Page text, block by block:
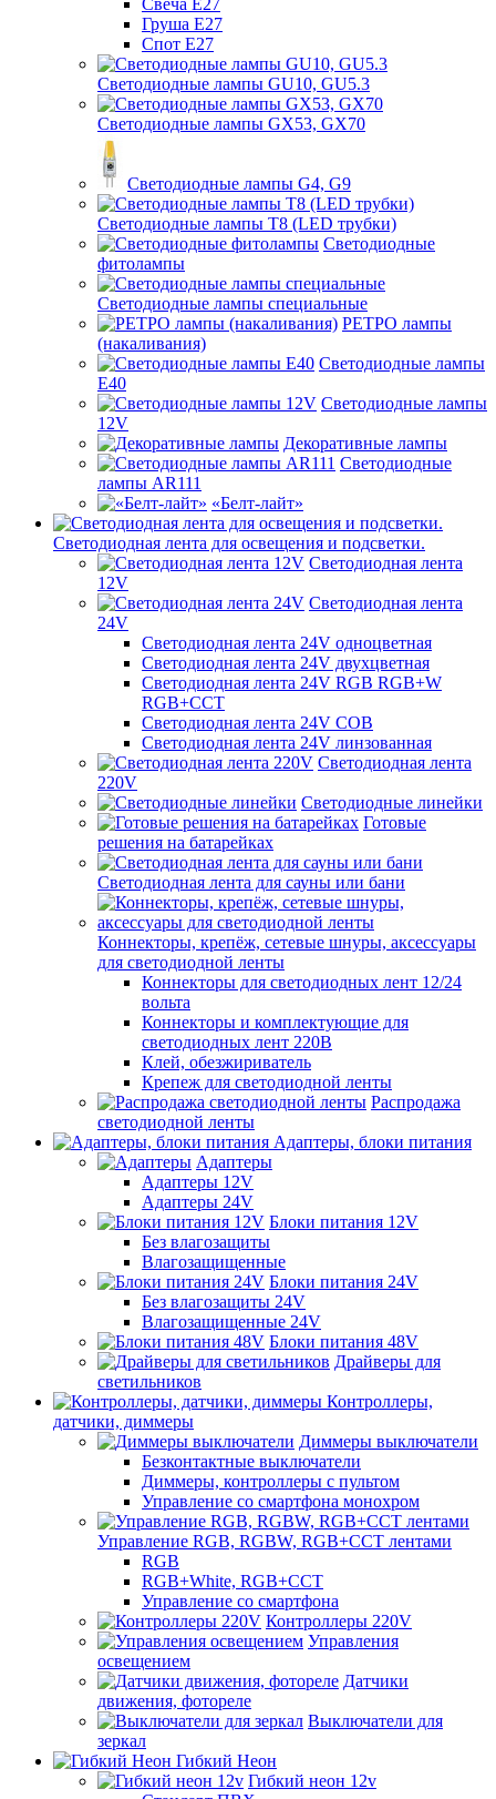
Груша Е27
Спот Е27
Светодиодные лампы GU10, GU5.3
Светодиодные лампы GX53, GX70
Светодиодные лампы G4, G9
Светодиодные лампы Т8 (LED трубки)
Светодиодные
фитолампы
Светодиодные лампы специальные
РЕТРО лампы
(накаливания)
Светодиодные лампы
E40
Светодиодные лампы
12V
Декоративные лампы
Светодиодные
лампы AR111
«Белт-лайт»
Светодиодная лента для освещения и подсветки.
Светодиодная лента
12V
Светодиодная лента
24V
Светодиодная лента 24V одноцветная
Светодиодная лента 24V двухцветная
Светодиодная лента 24V RGB RGB+W
RGB+CCT
Светодиодная лента 24V COB
Светодиодная лента 24V линзованная
Светодиодная лента
220V
Светодиодные линейки
Готовые
решения на батарейках
Светодиодная лента для сауны или бани
Коннекторы, крепёж, сетевые шнуры, аксессуары
для светодиодной ленты
Коннекторы для светодиодных лент 12/24
вольта
Коннекторы и комплектующие для
светодиодных лент 220В
Клей, обезжириватель
Крепеж для светодиодной ленты
Распродажа
светодиодной ленты
Адаптеры, блоки питания
Адаптеры
Адаптеры 12V
Адаптеры 24V
Блоки питания 12V
Без влагозащиты
Влагозащищенные
Блоки питания 24V
Без влагозащиты 24V
Влагозащищенные 24V
Блоки питания 48V
Драйверы для
светильников
Контроллеры,
датчики, диммеры
Диммеры выключатели
Безконтактные выключатели
Диммеры, контроллеры с пультом
Управление со смартфона монохром
Управление RGB, RGBW, RGB+CCT лентами
RGB
RGB+White, RGB+CCT
Управление со смартфона
Контроллеры 220V
Управления
освещением
Датчики
движения, фотореле
Выключатели для
зеркал
Гибкий Неон
Гибкий неон 12v